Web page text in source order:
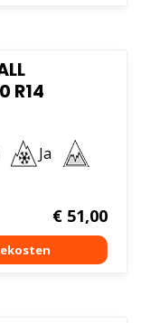
R14
Ja
€51,00